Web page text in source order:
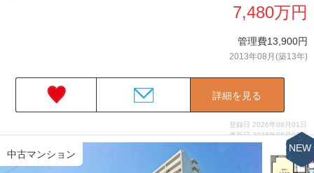
7,480万円
管理費13,900円
2013年08月(築13年)
詳細を見る
登録日 2026年08月01日
更新日 2026年08月03日
中古マンション
NEW